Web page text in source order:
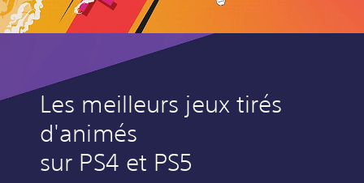
Les meilleurs jeux tirés
d'animés
sur PS4 et PS5